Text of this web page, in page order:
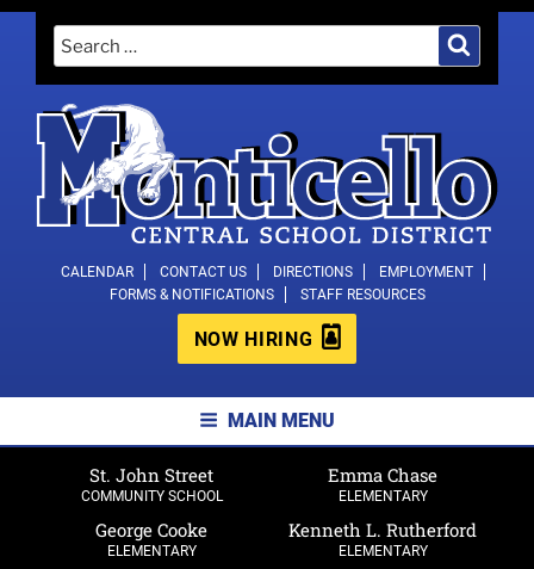
content
for:
MONTICELLO CENTRAL SCHOOL
DISTRICT
CALENDAR CONTACT US DIRECTIONS
EMPLOYMENT
FORMS & NOTIFICATIONS
STAFF RESOURCES
NOW HIRING
MAIN MENU
St. John Street
COMMUNITY SCHOOL
Emma Chase
ELEMENTARY
George Cooke
ELEMENTARY
Kenneth L. Rutherford
ELEMENTARY